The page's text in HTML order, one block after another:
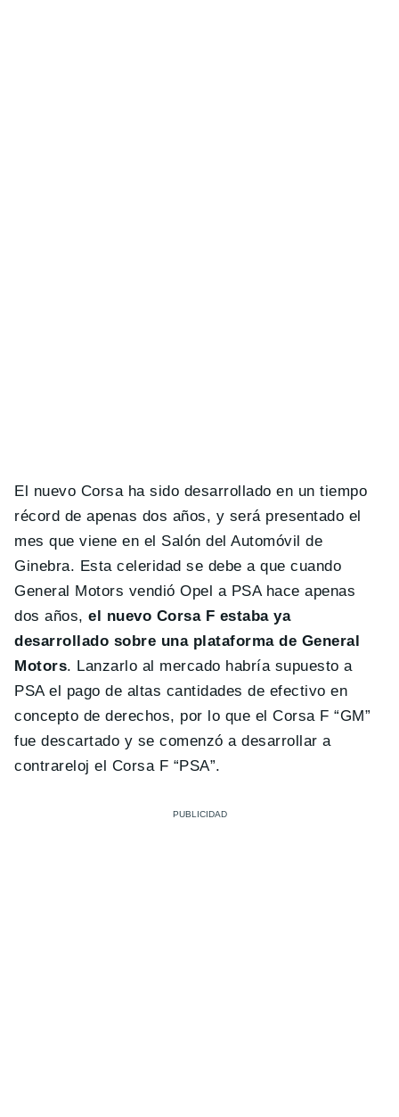
El nuevo Corsa ha sido desarrollado en un tiempo
récord de apenas dos años, y será presentado el
mes que viene en el Salón del Automóvil de
Ginebra. Esta celeridad se debe a que cuando
General Motors vendió Opel a PSA hace apenas
dos años,el nuevo Corsa F estaba ya
desarrollado sobre una plataforma de General
Motors. Lanzarlo al mercado habría supuesto a
PSA el pago de altas cantidades de efectivo en
concepto de derechos, por lo que el Corsa F “GM”
fue descartado y se comenzó a desarrollar a
contrareloj el Corsa F “PSA”.